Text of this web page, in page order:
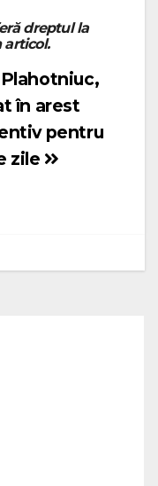
dreptul la
articol.
în arest
pentru
zile